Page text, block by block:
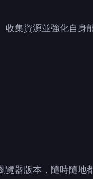
集資源並強化自身
器版本，隨時隨地